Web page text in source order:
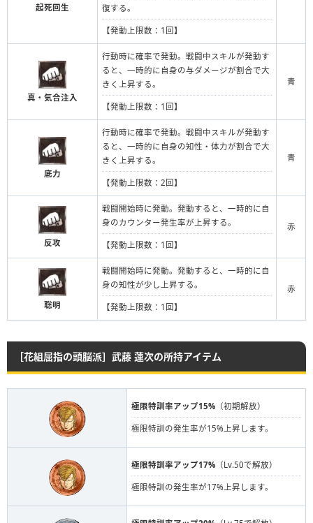
起死回生
復する。
【発動上限数：1回】
真・気合注入
行動時に確率で発動。戦闘中スキルが発動す
ると、一時的に自身の与ダメージが割合で大
きく上昇する。
【発動上限数：1回】
青
底力
行動時に確率で発動。戦闘中スキルが発動す
ると、一時的に自身の知性・体力が割合で大
きく上昇する。
【発動上限数：2回】
青
反攻
戦闘開始時に発動。発動すると、一時的に自
身のカウンター発生率が上昇する。
【発動上限数：1回】
赤
聡明
戦闘開始時に発動。発動すると、一時的に自
身の知性が少し上昇する。
【発動上限数：1回】
赤
［花組屈指の頭脳派］武藤 蓮次の所持アイテム
極限特訓率アップ15% （初期解放）
極限特訓の発生率が15%上昇します。
極限特訓率アップ17% （Lv.50で解放）
極限特訓の発生率が17%上昇します。